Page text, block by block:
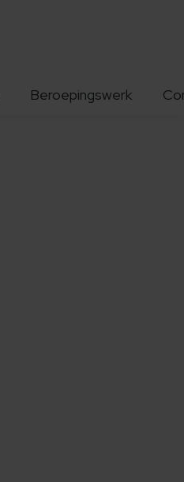
Beroepingswerk